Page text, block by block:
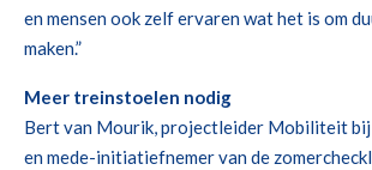
en mensen ook zelf ervaren wat het is om
maken.”
Meer treinstoelen nodig
Bert van Mourik, projectleider Mobiliteit
en mede-initiatiefnemer van de